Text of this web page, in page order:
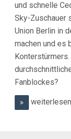
und schnelle
Sky-Zuschauer
Union Berlin in
machen und es
Fanblockes?
weiterlesen